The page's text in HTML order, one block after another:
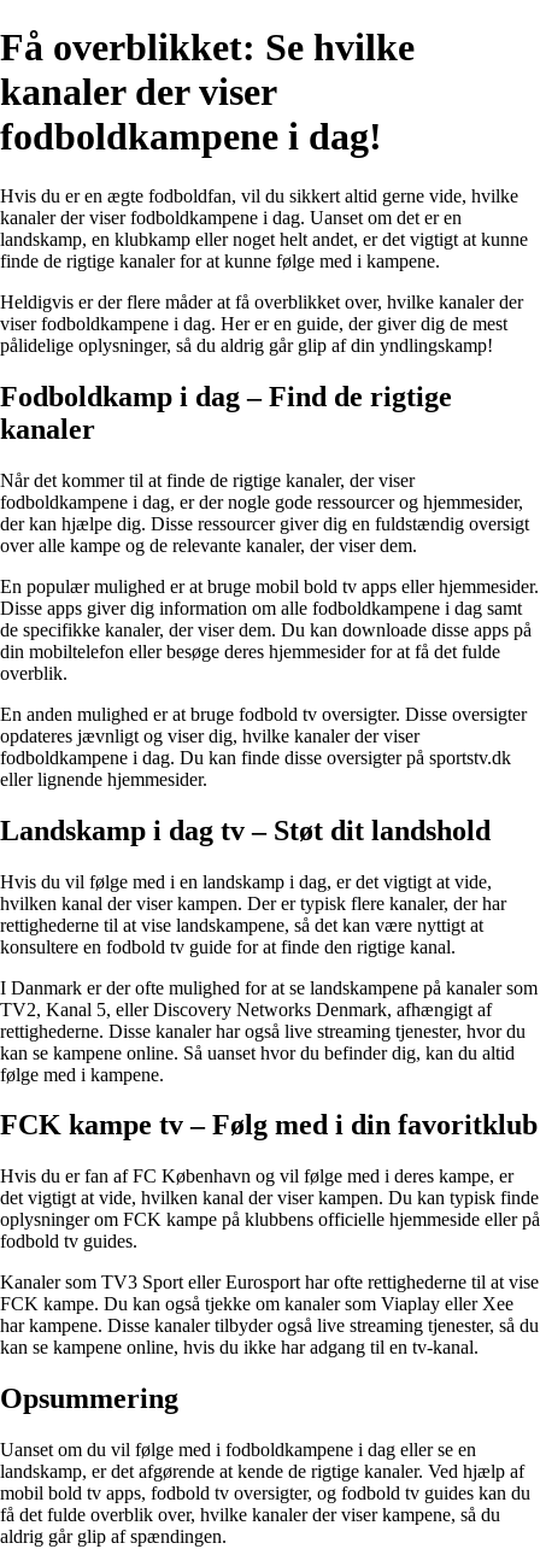
Få overblikket: Se hvilke
kanaler der viser
fodboldkampene i dag!
Hvis du er en ægte fodboldfan, vil du sikkert altid gerne vide, hvilke
kanaler der viser fodboldkampene i dag. Uanset om det er en
landskamp, en klubkamp eller noget helt andet, er det vigtigt at kunne
finde de rigtige kanaler for at kunne følge med i kampene.
Heldigvis er der flere måder at få overblikket over, hvilke kanaler der
viser fodboldkampene i dag. Her er en guide, der giver dig de mest
pålidelige oplysninger, så du aldrig går glip af din yndlingskamp!
Fodboldkamp i dag – Find de rigtige
kanaler
Når det kommer til at finde de rigtige kanaler, der viser
fodboldkampene i dag, er der nogle gode ressourcer og hjemmesider,
der kan hjælpe dig. Disse ressourcer giver dig en fuldstændig oversigt
over alle kampe og de relevante kanaler, der viser dem.
En populær mulighed er at bruge mobil bold tv apps eller hjemmesider.
Disse apps giver dig information om alle fodboldkampene i dag samt
de specifikke kanaler, der viser dem. Du kan downloade disse apps på
din mobiltelefon eller besøge deres hjemmesider for at få det fulde
overblik.
En anden mulighed er at bruge fodbold tv oversigter. Disse oversigter
opdateres jævnligt og viser dig, hvilke kanaler der viser
fodboldkampene i dag. Du kan finde disse oversigter på sportstv.dk
eller lignende hjemmesider.
Landskamp i dag tv – Støt dit landshold
Hvis du vil følge med i en landskamp i dag, er det vigtigt at vide,
hvilken kanal der viser kampen. Der er typisk flere kanaler, der har
rettighederne til at vise landskampene, så det kan være nyttigt at
konsultere en fodbold tv guide for at finde den rigtige kanal.
I Danmark er der ofte mulighed for at se landskampene på kanaler som
TV2, Kanal 5, eller Discovery Networks Denmark, afhængigt af
rettighederne. Disse kanaler har også live streaming tjenester, hvor du
kan se kampene online. Så uanset hvor du befinder dig, kan du altid
følge med i kampene.
FCK kampe tv – Følg med i din favoritklub
Hvis du er fan af FC København og vil følge med i deres kampe, er
det vigtigt at vide, hvilken kanal der viser kampen. Du kan typisk finde
oplysninger om FCK kampe på klubbens officielle hjemmeside eller på
fodbold tv guides.
Kanaler som TV3 Sport eller Eurosport har ofte rettighederne til at vise
FCK kampe. Du kan også tjekke om kanaler som Viaplay eller Xee
har kampene. Disse kanaler tilbyder også live streaming tjenester, så du
kan se kampene online, hvis du ikke har adgang til en tv-kanal.
Opsummering
Uanset om du vil følge med i fodboldkampene i dag eller se en
landskamp, er det afgørende at kende de rigtige kanaler. Ved hjælp af
mobil bold tv apps, fodbold tv oversigter, og fodbold tv guides kan du
få det fulde overblik over, hvilke kanaler der viser kampene, så du
aldrig går glip af spændingen.